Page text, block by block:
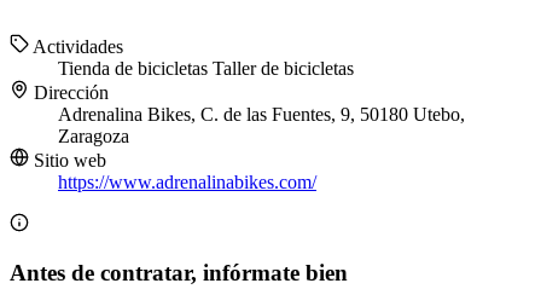
Actividades
Tienda de bicicletas Taller de bicicletas
Dirección
Adrenalina Bikes, C. de las Fuentes, 9, 50180 Utebo,
Zaragoza
Sitio web
https://www.adrenalinabikes.com/
Antes de contratar, infórmate bien